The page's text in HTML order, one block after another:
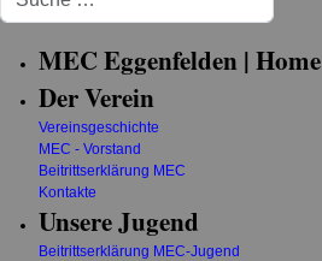
MEC Eggenfelden | Home
Der Verein
Vereinsgeschichte
MEC - Vorstand
Beitrittserklärung MEC
Kontakte
Unsere Jugend
Beitrittserklärung MEC-Jugend